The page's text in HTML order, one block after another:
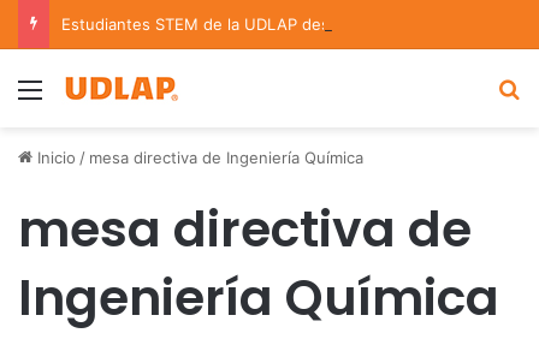
Menu
Inicio / mesa directiva de Ingeniería Química
mesa directiva de
Ingeniería Química